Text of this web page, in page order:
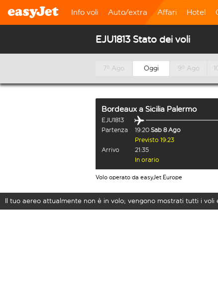
Info voli Auto/extra Affari Hotel
EJU1813 Stato dei voli
7º Ago Oggi 9º Ago
Bordeaux a Sicilia Palermo
EJU1813
Partenza
19:20 Sab 8 Ago
Previsto 19:23
Arrivo
21:35
In orario
Volo operato da easyJet Europe
Il tuo aereo attualmente non è in volo; vengono mostrati tutti i voli